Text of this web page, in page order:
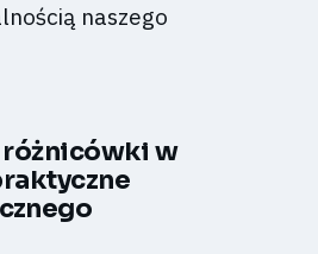
naszego
różnicówki w